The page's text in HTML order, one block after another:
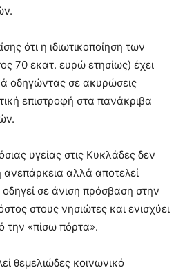
ότι η ιδιωτικοποίηση των
70 εκατ. ευρώ ετησίως) έχει
οδηγώντας σε ακυρώσεις
επιστροφή στα πανάκριβα
υγείας στις Κυκλάδες δεν
ανεπάρκεια αλλά αποτελεί
σε άνιση πρόσβαση στην
στους νησιώτες και ενισχύει
την «πίσω πόρτα».
θεμελιώδες κοινωνικό